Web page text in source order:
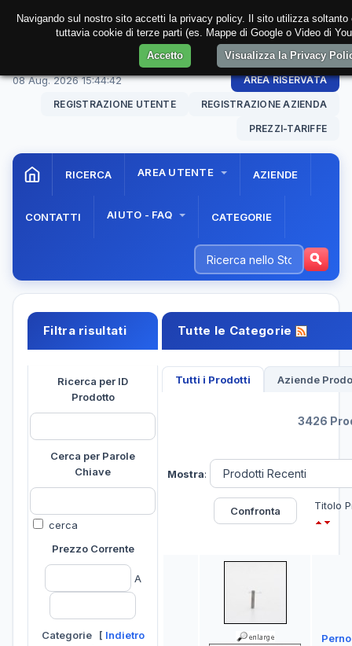
08 Aug. 202615:44:43 AREA RISERVATA
REGISTRAZIONE UTENTE REGISTRAZIONE AZIENDA
PREZZI-TARIFFE
RICERCA AREA UTENTE AZIENDE
CONTATTI AIUTO - FAQ CATEGORIE
Filtra risultati
Ricerca per ID
Prodotto
Cerca per Parole
Chiave
cerca
Prezzo Corrente
A
Categorie [ Indietro
Tutte le Categorie
Tutti i Prodotti Aziende
3426
Mostra:
Titolo
Navigando sul nostro sito accetti la privacy policy. Il sito utilizza
tuttavia cookie di terze parti (es. Mappe di Google o Video di
Accetto
Visualizza la Privacy